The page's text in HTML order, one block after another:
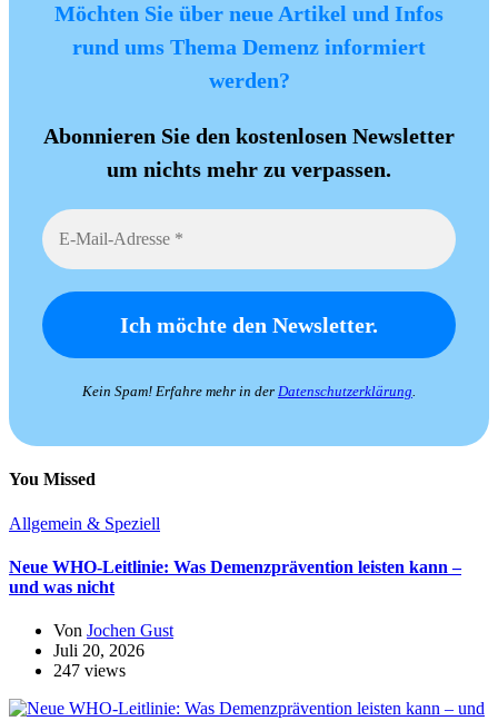
Möchten Sie über neue Artikel und Infos
rund ums Thema Demenz informiert
werden?
Abonnieren Sie den kostenlosen Newsletter
um nichts mehr zu verpassen.
Kein Spam! Erfahre mehr in der Datenschutzerklärung.
You Missed
Allgemein & Speziell
Neue WHO-Leitlinie: Was Demenzprävention leisten kann –
und was nicht
Von Jochen Gust
Juli 20, 2026
247 views